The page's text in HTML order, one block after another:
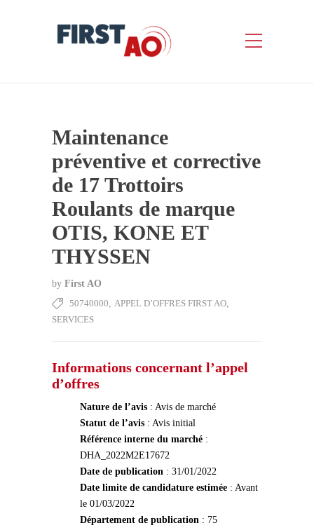
Maintenance
préventive et corrective
de 17 Trottoirs
Roulants de marque
OTIS, KONE ET
THYSSEN
by First AO
50740000, APPEL D’OFFRES FIRST AO,
SERVICES
Informations concernant l’appel
d’offres
Nature de l’avis : Avis de marché
Statut de l’avis : Avis initial
Référence interne du marché :
DHA_2022M2E17672
Date de publication : 31/01/2022
Date limite de candidature estimée : Avant
le 01/03/2022
Département de publication : 75